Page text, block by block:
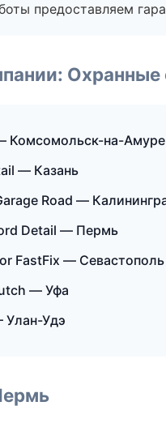
предоставляем
Охранные
Комсомольск-на-Амуре
— Казань
Road —
Detail — Пермь
FastFix — Севастополь
— Уфа
Улан-Удэ